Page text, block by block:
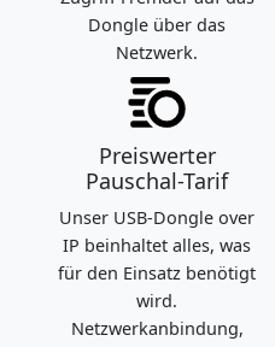
Dongle über das
Netzwerk.
Preiswerter
Pauschal-Tarif
Unser USB-Dongle over
IP beinhaltet alles, was
für den Einsatz benötigt
wird.
Netzwerkanbindung,